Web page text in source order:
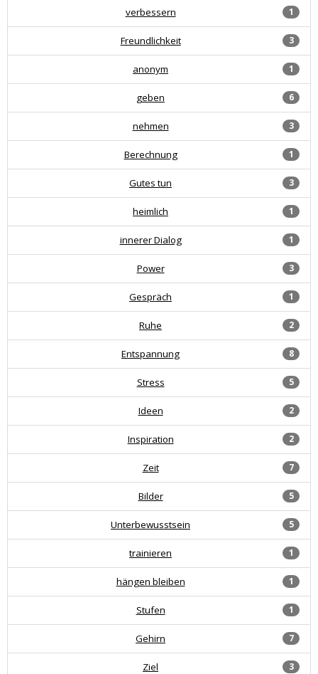
1
verbessern
3
Freundlichkeit
1
anonym
6
geben
3
nehmen
1
Berechnung
3
Gutes tun
1
heimlich
1
innerer Dialog
3
Power
1
Gespräch
2
Ruhe
8
Entspannung
5
Stress
2
Ideen
2
Inspiration
7
Zeit
5
Bilder
5
Unterbewusstsein
1
trainieren
1
hängen bleiben
1
Stufen
7
Gehirn
3
Ziel